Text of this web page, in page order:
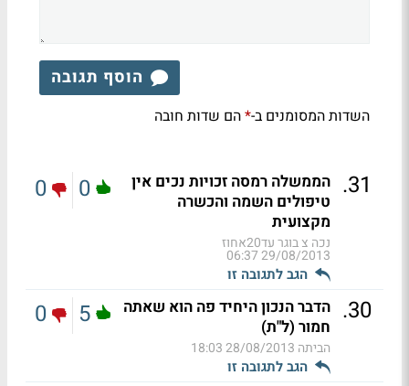
הוסף תגובה
השדות המסומנים ב-*הם שדות חובה
31
. הממשלה רמסה זכויות נכים אין
טיפולים השמה והכשרה
מקצועית
נכה צ בוגר עד20אחוז
29/08/2013 06:37
הגב לתגובה זו
0
0
30
. הדבר הנכון היחיד פה הוא שאתה
חמור (ל"ת)
הביתה 28/08/2013 18:03
הגב לתגובה זו
5
0